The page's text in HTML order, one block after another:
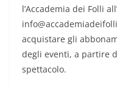
l’Accademia dei Folli
acquistare gli
degli eventi, a partire
spettacolo.